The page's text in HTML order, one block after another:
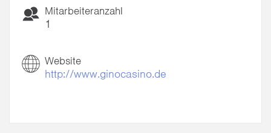
Mitarbeiteranzahl
1
Website
http://www.ginocasino.de